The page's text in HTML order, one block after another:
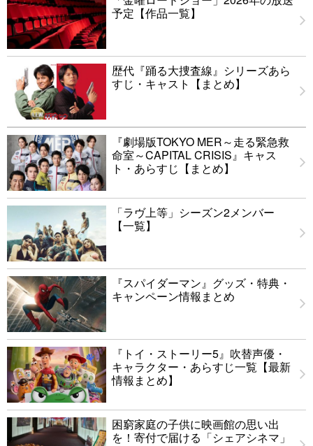
予定【作品一覧】
歴代『踊る大捜査線』シリーズあら
すじ・キャスト【まとめ】
『劇場版TOKYO MER～走る緊急救
命室～CAPITAL CRISIS』キャス
ト・あらすじ【まとめ】
「ラヴ上等」シーズン2メンバー
【一覧】
『スパイダーマン』グッズ・特典・
キャンペーン情報まとめ
『トイ・ストーリー5』吹替声優・
キャラクター・あらすじ一覧【最新
情報まとめ】
困窮家庭の子供に映画館の思い出
を！寄付で届ける「シェアシネマ」